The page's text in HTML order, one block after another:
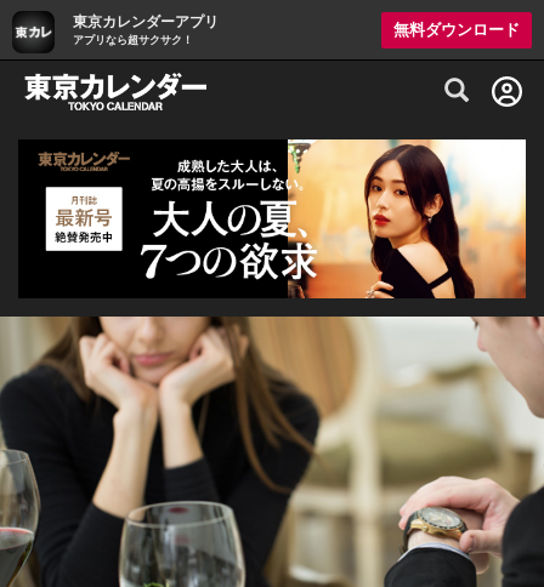
東京カレンダーアプリ
アプリなら超サクサク！
無料ダウンロード
グルメ情報・プレミアムレストラン予約